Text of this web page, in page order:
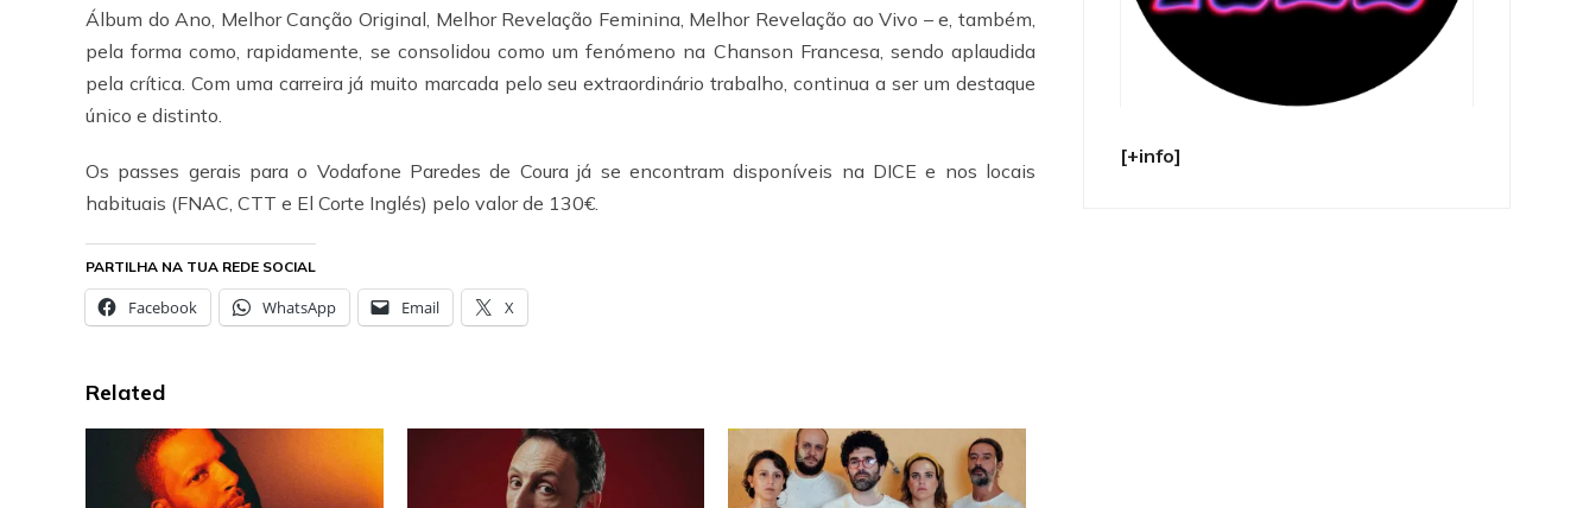
Álbum do Ano, Melhor Canção Original, Melhor Revelação Feminina, Melhor Revelação ao Vivo – e, também,
pela forma como, rapidamente, se consolidou como um fenómeno na Chanson Francesa, sendo aplaudida
pela crítica. Com uma carreira já muito marcada pelo seu extraordinário trabalho, continua a ser um destaque
único e distinto.
Os passes gerais para o Vodafone Paredes de Coura já se encontram disponíveis na DICE e nos locais
habituais (FNAC, CTT e El Corte Inglés) pelo valor de 130€.
PARTILHA NA TUA REDE SOCIAL
Facebook WhatsApp Email X
Related
[+info]